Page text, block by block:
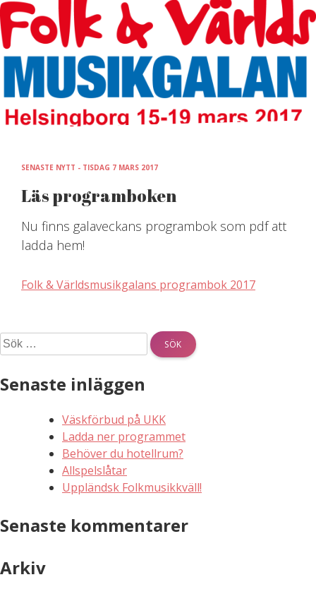
Skip
to
content
SENASTE NYTT - TISDAG 7 MARS 2017
Läs programboken
Nu finns galaveckans programbok som pdf att
ladda hem!
Folk & Världsmusikgalans programbok 2017
Sök
efter:
Senaste inläggen
Väskförbud på UKK
Ladda ner programmet
Behöver du hotellrum?
Allspelslåtar
Uppländsk Folkmusikkväll!
Senaste kommentarer
Arkiv